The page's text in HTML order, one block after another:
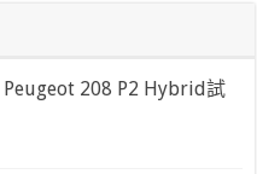
208 P2 Hybrid試